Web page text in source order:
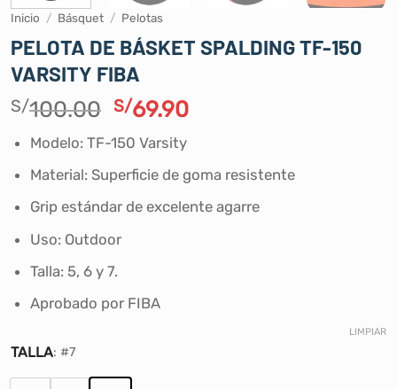
Inicio / Básquet / Pelotas
PELOTA DE BÁSKET SPALDING TF-150
VARSITY FIBA
S/100.00 El
original
era:
S/100.00.
S/69.90El
es:
S/69.90.
Modelo: TF-150 Varsity
Material: Superficie de goma resistente
Grip estándar de excelente agarre
Uso: Outdoor
Talla: 5, 6 y 7.
Aprobado por FIBA
TALLA: #7
LIMPIAR